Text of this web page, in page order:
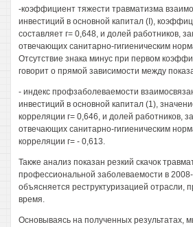
-коэффициент тяжести травматизма
инвестиций в основной капитал (I),
составляет г= 0,648, и долей работников,
отвечающих санитарно-гигиеническим
Отсутствие знака минус при первом
говорит о прямой зависимости между
- индекс профзаболеваемости
инвестиций в основной капитал (1),
корреляции г= 0,646, и долей работников,
отвечающих санитарно-гигиеническим
корреляции г= - 0,613.
Также анализ показан резкий скачок
профессиональной заболеваемости в
объясняется реструктуризацией отрасли,
время.
Основываясь на полученных результатах,